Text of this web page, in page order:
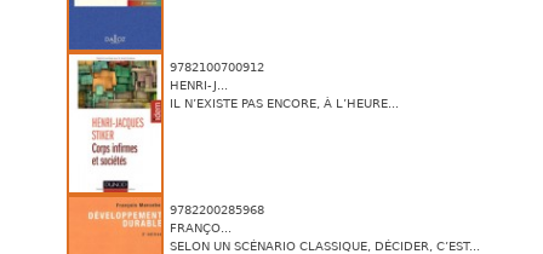
9782100700912
HENRI-J...
IL N’EXISTE PAS ENCORE, À L’HEURE...
9782200285968
FRANÇO...
SELON UN SCÉNARIO CLASSIQUE, DÉCIDER, C’EST...